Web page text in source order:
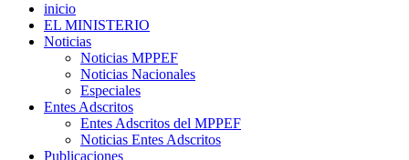
inicio
EL MINISTERIO
Noticias
Noticias MPPEF
Noticias Nacionales
Especiales
Entes Adscritos
Entes Adscritos del MPPEF
Noticias Entes Adscritos
Publicaciones